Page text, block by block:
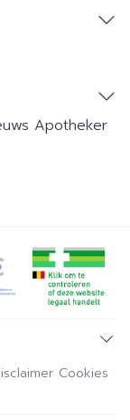
Apotheker
Cookies